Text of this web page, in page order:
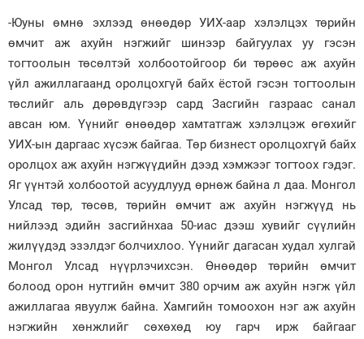
-Юуны өмнө эхлээд өнөөдөр УИХ-аар хэлэлцэх төрийн
өмчит аж ахуйн нэгжийг шинээр байгуулах уу гэсэн
тогтоолын төсөлтэй холбоотойгоор би төрөөс аж ахуйн
үйл ажиллагаанд оролцохгүй байх ёстой гэсэн тогтоолын
төслийг аль дөрөвдүгээр сард Засгийн газраас санал
авсан юм. Үүнийг өнөөдөр хамтатгаж хэлэлцэж өгөхийг
УИХ-ын даргаас хүсэж байгаа. Төр бизнест оролцохгүй байх
оролцох аж ахуйн нэгжүүдийн дээд хэмжээг тогтоох гэдэг.
Яг үүнтэй холбоотой асуудлууд өрнөж байна л даа. Монгол
Улсад төр, төсөв, төрийн өмчит аж ахуйн нэгжүүд нь
нийлээд эдийн засгийнхаа 50-иас дээш хувийг сүүлийн
жилүүдэд эзэлдэг болчихлоо. Үүнийг дагасан худал хулгай
Монгол Улсад нүүрлэчихсэн. Өнөөдөр төрийн өмчит
болоод орон нутгийн өмчит 380 орчим аж ахуйн нэгж үйл
ажиллагаа явуулж байна. Хамгийн томоохон нэг аж ахуйн
нэгжийн хөнжлийг сөхөхөд юу гарч ирж байгааг